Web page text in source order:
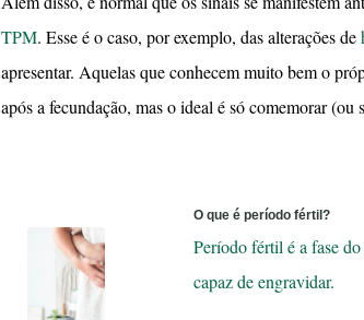
TPM. Esse é o caso, por exemplo, das alterações de
apresentar. Aquelas que conhecem muito bem o
após a fecundação, mas o ideal é só comemorar (ou
O que é período fértil?
Período fértil é a fase
capaz de engravidar.